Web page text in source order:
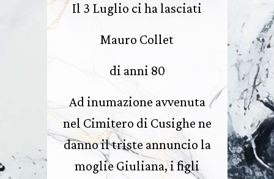
Il 3 Luglio ci ha lasciati
Mauro Collet
di anni 80
Ad inumazione avvenuta
nel Cimitero di Cusighe ne
danno il triste annuncio la
moglie Giuliana, i figli